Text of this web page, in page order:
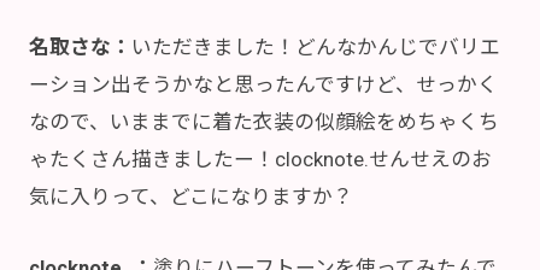
名取さな： いただきました！どんなかんじでバリエ
ーション出そうかなと思ったんですけど、せっかく
なので、いままでに着た衣装の似顔絵をめちゃくち
ゃたくさん描きましたー！clocknote.せんせえのお
気に入りって、どこになりますか？